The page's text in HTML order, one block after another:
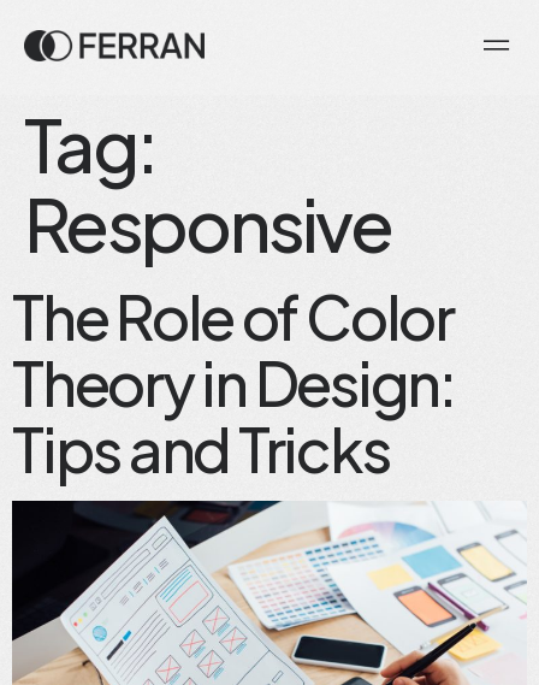
Tag:
Responsive
The Role of Color
Theory in Design:
Tips and Tricks